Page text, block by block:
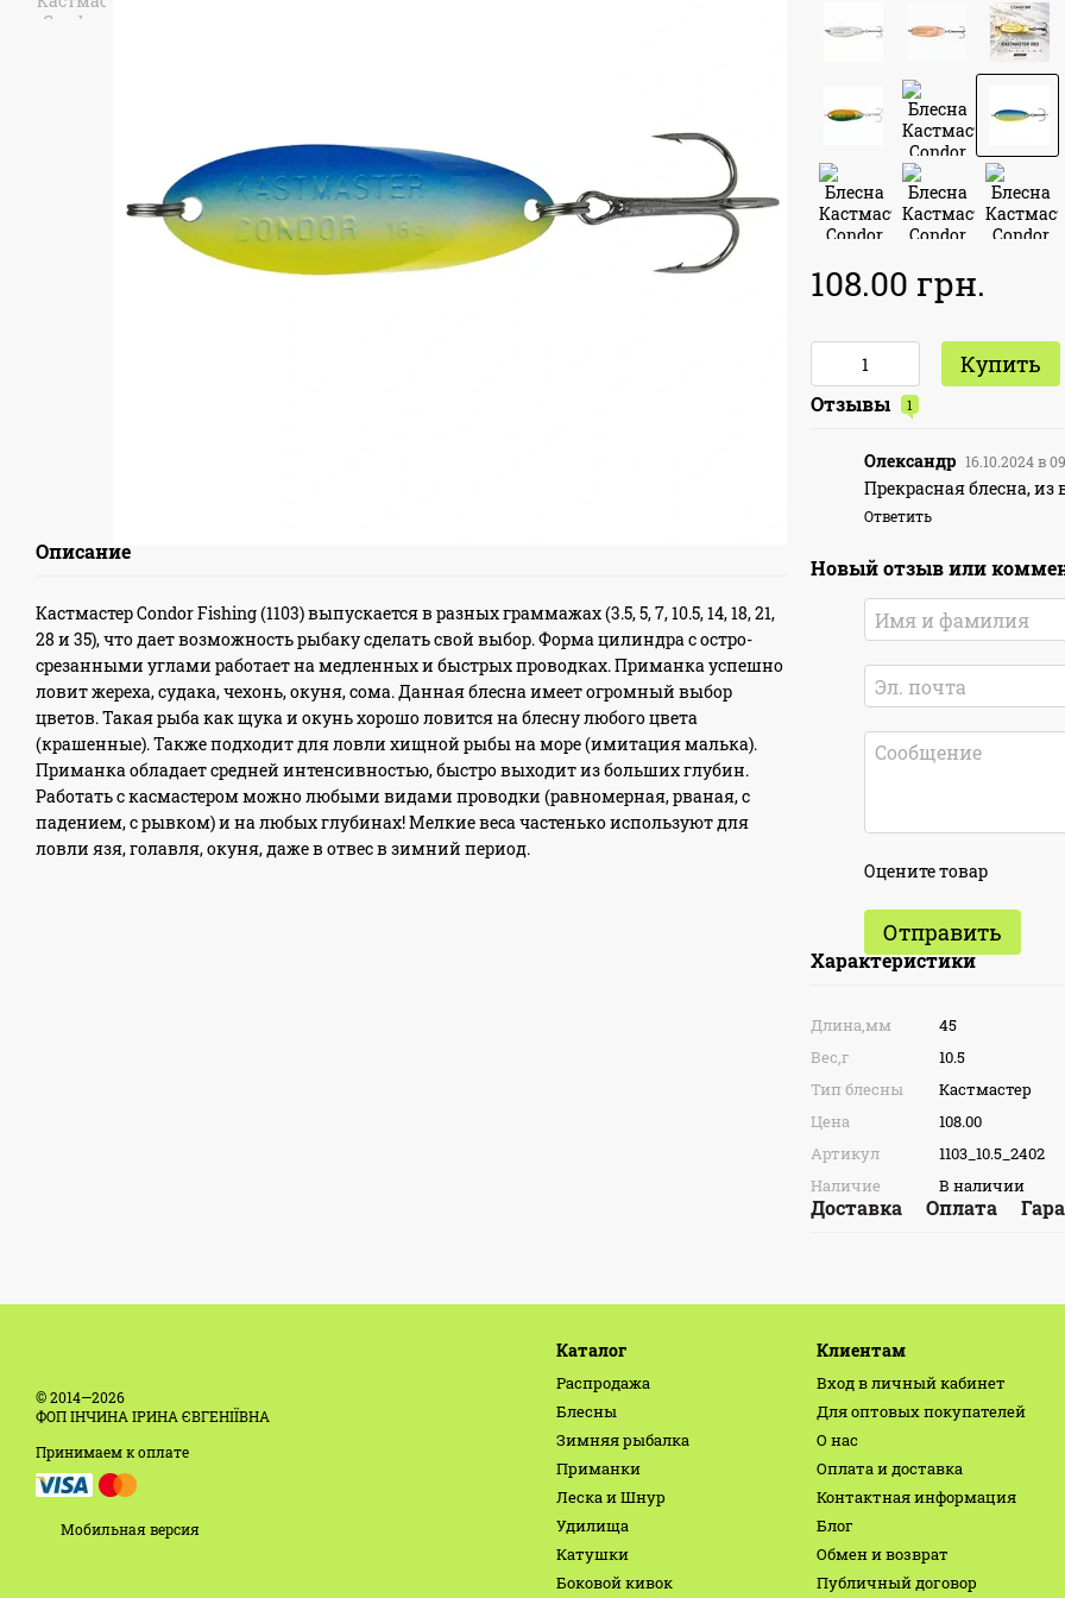
Описание
Кастмастер Condor Fishing (1103) выпускается в разных граммажах (3.5, 5, 7, 10.5, 14, 18, 21,
28 и 35), что дает возможность рыбаку сделать свой выбор. Форма цилиндра с остро-
срезанными углами работает на медленных и быстрых проводках. Приманка успешно
ловит жереха, судака, чехонь, окуня, сома. Данная блесна имеет огромный выбор
цветов. Такая рыба как щука и окунь хорошо ловится на блесну любого цвета
(крашенные). Также подходит для ловли хищной рыбы на море (имитация малька).
Приманка обладает средней интенсивностью, быстро выходит из больших глубин.
Работать с касмастером можно любыми видами проводки (равномерная, рваная, с
падением, с рывком) и на любых глубинах! Мелкие веса частенько используют для
ловли язя, голавля, окуня, даже в отвес в зимний период.
108.00 грн.
Купить
Отзывы 1
Олександр 16.10.2024 в
Прекрасная блесна, из
Ответить
Новый отзыв или
Оцените товар
Отправить
Характеристики
Длина,мм
45
Вес,г
10.5
Тип блесны
Кастмастер
Цена
108.00
Артикул
1103_10.5_2402
Наличие
В наличии
Доставка Оплата
© 2014—2026
ФОП ІНЧИНА ІРИНА ЄВГЕНІЇВНА
Принимаем к оплате
Мобильная версия
Каталог
Распродажа
Блесны
Зимняя рыбалка
Приманки
Леска и Шнур
Удилища
Катушки
Боковой кивок
Клиентам
Вход в личный кабинет
Для оптовых покупателей
О нас
Оплата и доставка
Контактная информация
Блог
Обмен и возврат
Публичный договор